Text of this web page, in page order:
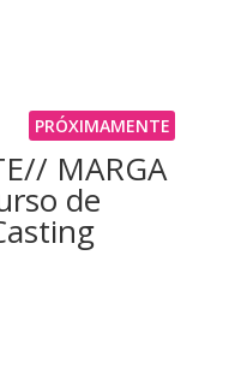
PRÓXIMAMENTE
MARGA
de